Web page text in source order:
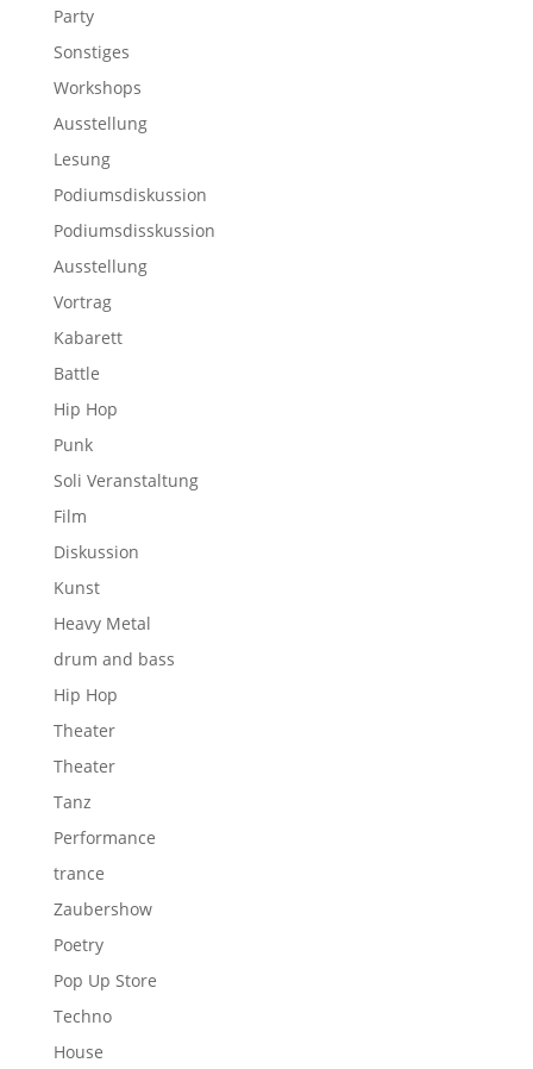
Party
Sonstiges
Workshops
Ausstellung
Lesung
Podiumsdiskussion
Podiumsdisskussion
Ausstellung
Vortrag
Kabarett
Battle
Hip Hop
Punk
Soli Veranstaltung
Film
Diskussion
Kunst
Heavy Metal
drum and bass
Hip Hop
Theater
Theater
Tanz
Performance
trance
Zaubershow
Poetry
Pop Up Store
Techno
House